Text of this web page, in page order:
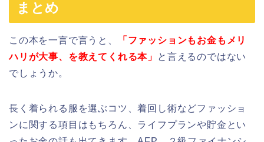
まとめ
この本を一言で言うと、
「ファッションもお金もメリ
ハリが大事、を教えてくれる本」
と言えるのではない
でしょうか。
長く着られる服を選ぶコツ、着回し術などファッショ
ンに関する項目はもちろん、ライフプランや貯金とい